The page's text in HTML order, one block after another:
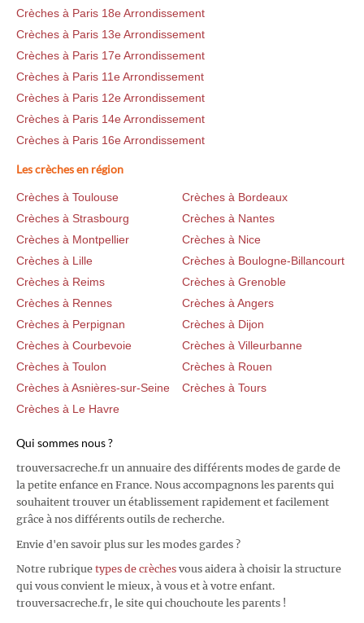
Crèches à Paris 18e Arrondissement
Crèches à Paris 13e Arrondissement
Crèches à Paris 17e Arrondissement
Crèches à Paris 11e Arrondissement
Crèches à Paris 12e Arrondissement
Crèches à Paris 14e Arrondissement
Crèches à Paris 16e Arrondissement
Les crèches en région
Crèches à Toulouse
Crèches à Bordeaux
Crèches à Strasbourg
Crèches à Nantes
Crèches à Montpellier
Crèches à Nice
Crèches à Lille
Crèches à Boulogne-Billancourt
Crèches à Reims
Crèches à Grenoble
Crèches à Rennes
Crèches à Angers
Crèches à Perpignan
Crèches à Dijon
Crèches à Courbevoie
Crèches à Villeurbanne
Crèches à Toulon
Crèches à Rouen
Crèches à Asnières-sur-Seine
Crèches à Tours
Crèches à Le Havre
Qui sommes nous ?
trouversacreche.fr un annuaire des différents modes de garde de
la petite enfance en France. Nous accompagnons les parents qui
souhaitent trouver un établissement rapidement et facilement
grâce à nos différents outils de recherche.
Envie d'en savoir plus sur les modes gardes ?
Notre rubrique types de crèches vous aidera à choisir la structure
qui vous convient le mieux, à vous et à votre enfant.
trouversacreche.fr, le site qui chouchoute les parents !